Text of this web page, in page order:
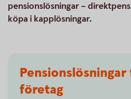
pensionslösningar –
köpa i kapplösningar.
företag